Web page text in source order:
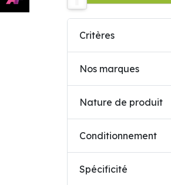
Critères
Nos marques
Nature de produit
Conditionnement
Spécificité